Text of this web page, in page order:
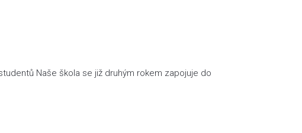
Naše škola se již druhým rokem zapojuje do